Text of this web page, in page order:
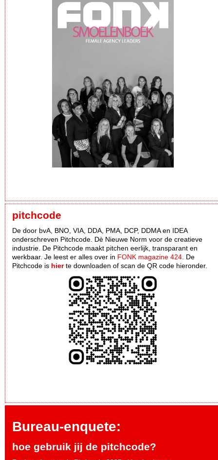
pitchcode
De door bvA, BNO, VIA, DDA, PMA, DCP, DDMA en IDEA
onderschreven Pitchcode. Dè Nieuwe Norm voor de creatieve
industrie. De Pitchcode maakt pitchen eerlijk, transparant en
werkbaar. Je leest er alles over in FONK magazine 424 . De
Pitchcode is hierte downloaden of scan de QR code hieronder.
Bureau-enquete:
hoe gebruik jij de pitchcode?